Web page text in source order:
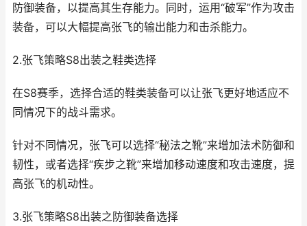
防御装备，以提高其生存能力。同时，运用“破军”作为攻击
装备，可以大幅提高张飞的输出能力和击杀能力。
2.张飞策略S8出装之鞋类选择
在S8赛季，选择合适的鞋类装备可以让张飞更好地适应不
同情况下的战斗需求。
针对不同情况，张飞可以选择“秘法之靴”来增加法术防御和
韧性，或者选择“疾步之靴”来增加移动速度和攻击速度，提
高张飞的机动性。
3.张飞策略S8出装之防御装备选择